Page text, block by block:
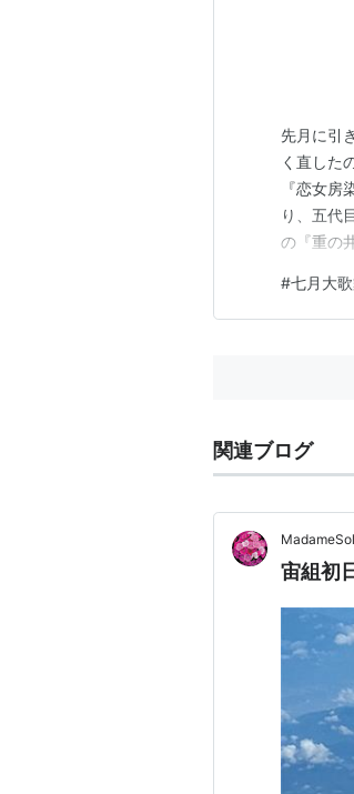
先月に引
く直した
『恋女
り、五代
の『重の
と思いま
松、壱太
#七月大
関連ブログ
宙組初